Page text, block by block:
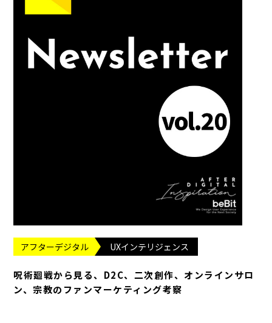
アフターデジタル UXインテリジェンス
呪術廻戦から見る、D2C、二次創作、オンラインサロ
ン、宗教のファンマーケティング考察